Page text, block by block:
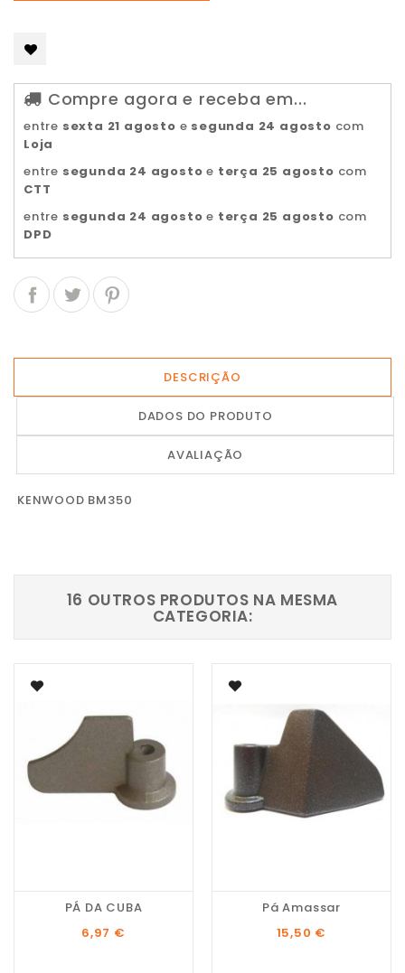
Compre agora e receba em...
entre sexta 21 agosto e segunda 24 agosto com
Loja
entre segunda 24 agosto e terça 25 agosto com
CTT
entre segunda 24 agosto e terça 25 agosto com
DPD
DESCRIÇÃO
DADOS DO PRODUTO
AVALIAÇÃO
KENWOOD BM350
16 OUTROS PRODUTOS NA MESMA
CATEGORIA:
PÁ DA CUBA
Preço
6,97 €
Pá Amassar
Preço
15,50 €